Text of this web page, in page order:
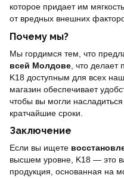
которое придает им
от вредных внешних
Почему мы?
Мы гордимся тем, что
всей Молдове , что
K18 доступным для всех
магазин обеспечивает
чтобы вы могли
кратчайшие сроки.
Заключение
Если вы ищете
высшем уровне, K18 — это
продукция, основанная на